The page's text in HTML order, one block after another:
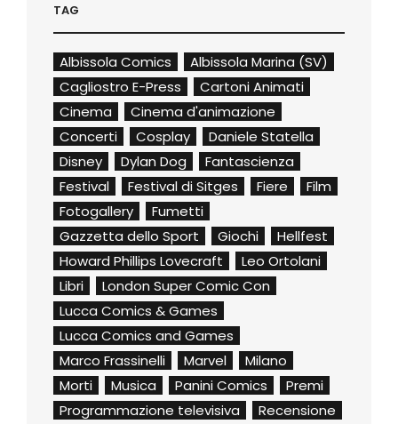
TAG
Albissola Comics
Albissola Marina (SV)
Cagliostro E-Press
Cartoni Animati
Cinema
Cinema d'animazione
Concerti
Cosplay
Daniele Statella
Disney
Dylan Dog
Fantascienza
Festival
Festival di Sitges Fiere
Film
Fotogallery
Fumetti
Gazzetta dello Sport
Giochi
Hellfest
Howard Phillips Lovecraft
Leo Ortolani
Libri
London Super Comic Con
Lucca Comics & Games
Lucca Comics and Games
Marco Frassinelli
Marvel
Milano
Morti
Musica Panini Comics
Premi
Programmazione televisiva
Recensione